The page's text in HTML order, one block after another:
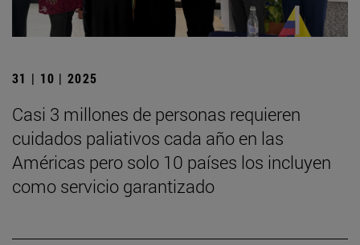
31 | 10 | 2025
Casi 3 millones de personas requieren
cuidados paliativos cada año en las
Américas pero solo 10 países los incluyen
como servicio garantizado